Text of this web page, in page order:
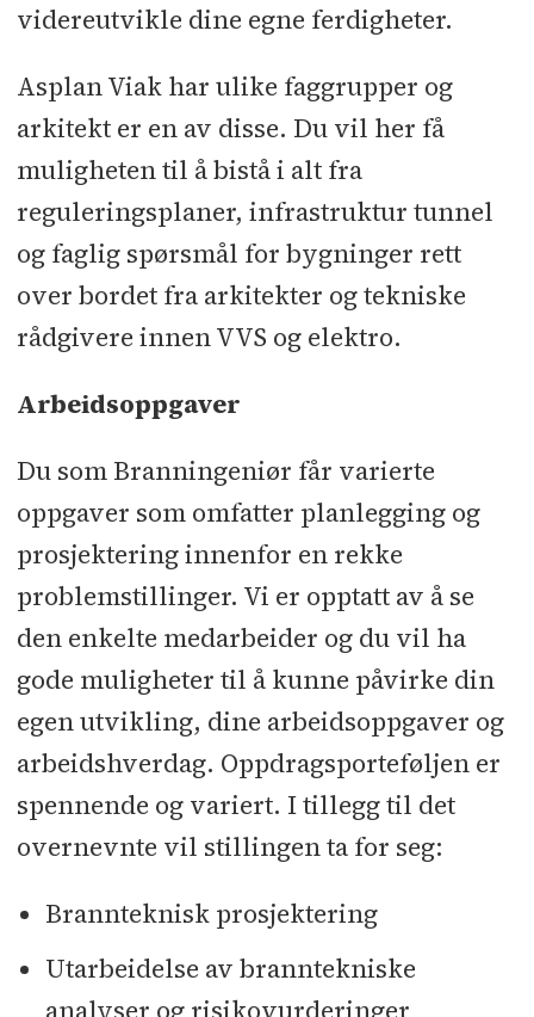
videreutvikle dine egne ferdigheter.
Asplan Viak har ulike faggrupper og
arkitekt er en av disse. Du vil her få
muligheten til å bistå i alt fra
reguleringsplaner, infrastruktur tunnel
og faglig spørsmål for bygninger rett
over bordet fra arkitekter og tekniske
rådgivere innen VVS og elektro.
Arbeidsoppgaver
Du som Branningeniør får varierte
oppgaver som omfatter planlegging og
prosjektering innenfor en rekke
problemstillinger. Vi er opptatt av å se
den enkelte medarbeider og du vil ha
gode muligheter til å kunne påvirke din
egen utvikling, dine arbeidsoppgaver og
arbeidshverdag. Oppdragsporteføljen er
spennende og variert. I tillegg til det
overnevnte vil stillingen ta for seg:
Brannteknisk prosjektering
Utarbeidelse av branntekniske
analyser og risikovurderinger